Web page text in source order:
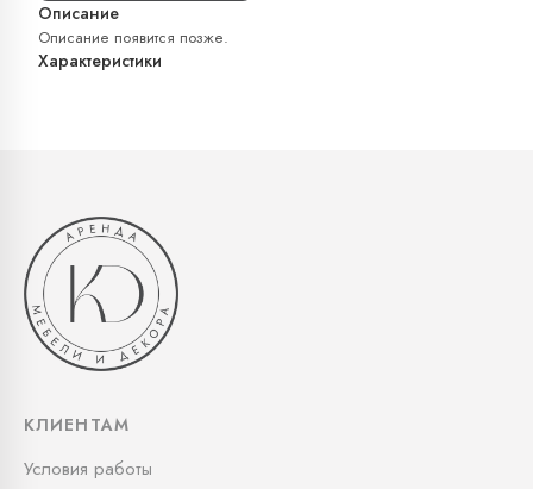
Описание
Описание появится позже.
Характеристики
КЛИЕНТАМ
Условия работы